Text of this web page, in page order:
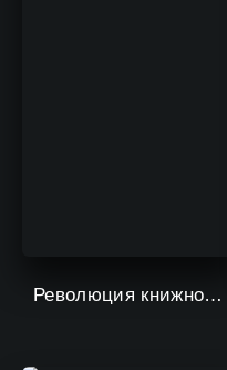
Революция книжного червя